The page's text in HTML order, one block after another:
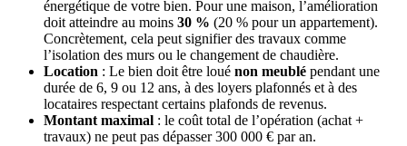
énergétique de votre bien. Pour une maison, l’amélioration
doit atteindre au moins 30 % (20 % pour un appartement).
Concrètement, cela peut signifier des travaux comme
l’isolation des murs ou le changement de chaudière.
Location : Le bien doit être loué non meublé pendant une
durée de 6, 9 ou 12 ans, à des loyers plafonnés et à des
locataires respectant certains plafonds de revenus.
Montant maximal : le coût total de l’opération (achat +
travaux) ne peut pas dépasser 300 000 € par an.